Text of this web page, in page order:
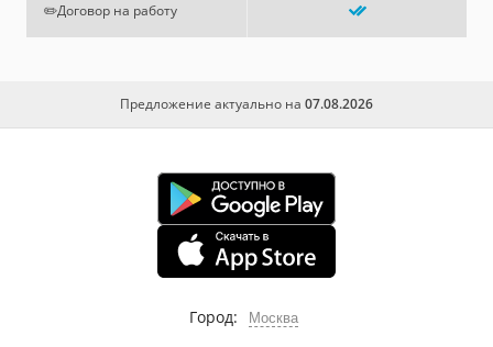
✏️Договор на работу
Предложение актуально на 07.08.2026
Город: Москва